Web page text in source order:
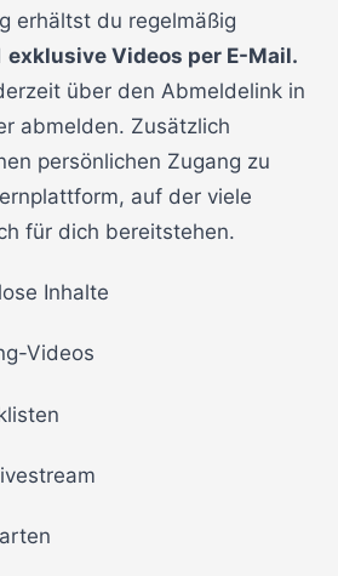
erhältst du regelmäßig
exklusive Videos per E-Mail.
über den Abmeldelink in
abmelden. Zusätzlich
persönlichen Zugang zu
auf der viele
für dich bereitstehen.
Inhalte
Videos